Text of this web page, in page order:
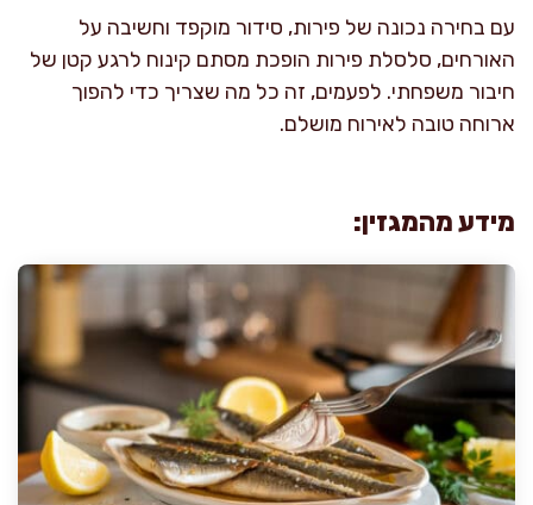
עם בחירה נכונה של פירות, סידור מוקפד וחשיבה על
האורחים, סלסלת פירות הופכת מסתם קינוח לרגע קטן של
חיבור משפחתי. לפעמים, זה כל מה שצריך כדי להפוך
ארוחה טובה לאירוח מושלם.
מידע מהמגזין: